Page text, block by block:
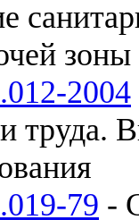
зоны
2004
труда.
79 -